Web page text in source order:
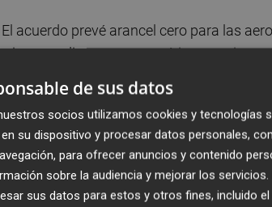
acuerdo prevé arancel cero para las
medicamentos genéricos, equipos
críticas.
de la presión "importante" que
de sus datos
socios utilizamos cookies y tecnologías
su dispositivo y procesar datos personales,
para ofrecer anuncios y contenido
sobre la audiencia y mejorar los servicios.
sus datos para estos y otros fines, incluido